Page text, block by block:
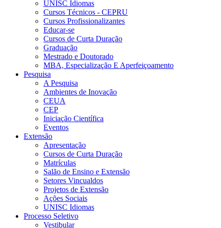
UNISC Idiomas
Cursos Técnicos - CEPRU
Cursos Profissionalizantes
Educar-se
Cursos de Curta Duração
Graduação
Mestrado e Doutorado
MBA, Especialização E Aperfeiçoamento
Pesquisa
A Pesquisa
Ambientes de Inovação
CEUA
CEP
Iniciação Científica
Eventos
Extensão
Apresentação
Cursos de Curta Duração
Matrículas
Salão de Ensino e Extensão
Setores Vincualdos
Projetos de Extensão
Ações Sociais
UNISC Idiomas
Processo Seletivo
Vestibular